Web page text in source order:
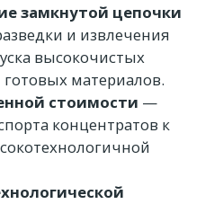
замкнутой цепочки
и извлечения
высокочистых
материалов.
стоимости —
концентратов к